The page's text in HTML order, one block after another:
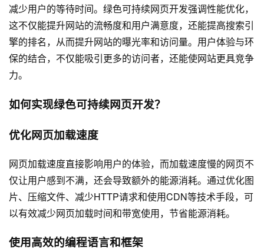
减少用户的等待时间。绿色可持续网页开发强调性能优化，
这不仅能提升网站的流畅度和用户满意度，还能提高搜索引
擎的排名，从而提升网站的曝光率和访问量。用户体验与环
保的结合，不仅能吸引更多的访问者，还能使网站更具竞争
力。
如何实现绿色可持续网页开发？
优化网页加载速度
网页加载速度直接影响用户的体验，而加载速度慢的网页不
仅让用户感到不满，还会导致额外的能源消耗。通过优化图
片、压缩文件、减少HTTP请求和使用CDN等技术手段，可
以有效减少网页加载时间和带宽使用，节省能源消耗。
使用高效的编程语言和框架